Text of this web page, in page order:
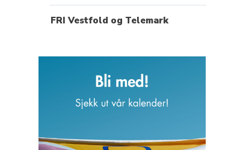
FRI Vestfold og Telemark